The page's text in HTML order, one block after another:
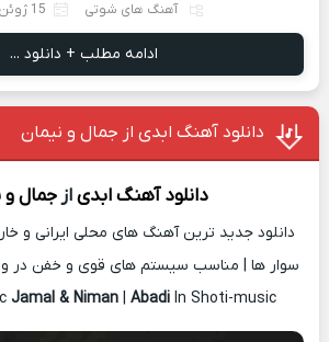
آهنگ های شوتی 15 ژوئن 2026
ادامه مطلب + دانلود ...
دانلود آهنگ ابدی از جمال و نیمان
دانلود آهنگ ابدیازجمال و
دانلود جدید ترین آهنگ های محلی ایرانی و
سوار ها | مناسب سیستم های قوی و خفن در
Jamal & Niman| AbadiIn Shoti-music